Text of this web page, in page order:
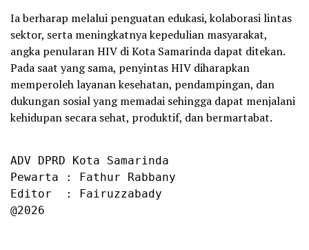
Ia berharap melalui penguatan edukasi, kolaborasi lintas
sektor, serta meningkatnya kepedulian masyarakat,
angka penularan HIV di Kota Samarinda dapat ditekan.
Pada saat yang sama, penyintas HIV diharapkan
memperoleh layanan kesehatan, pendampingan, dan
dukungan sosial yang memadai sehingga dapat menjalani
kehidupan secara sehat, produktif, dan bermartabat.
ADV DPRD Kota Samarinda
Pewarta : Fathur Rabbany
Editor  : Fairuzzabady
@2026